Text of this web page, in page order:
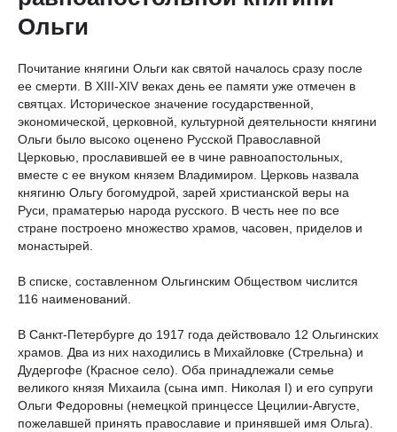
Ольги
Почитание княгини Ольги как святой началось сразу после
ее смерти. В XIII-XIV веках день ее памяти уже отмечен в
святцах. Историческое значение государственной,
экономической, церковной, культурной деятельности княгини
Ольги было высоко оценено Русской Православной
Церковью, прославившей ее в чине равноапостольных,
вместе с ее внуком князем Владимиром. Церковь назвала
княгиню Ольгу богомудрой, зарей христианской веры на
Руси, праматерью народа русского. В честь нее по все
стране построено множество храмов, часовен, приделов и
монастырей.
В списке, составленном Ольгинским Обществом числится
116 наименований.
В Санкт-Петербурге до 1917 года действовало 12 Ольгинских
храмов. Два из них находились в Михайловке (Стрельна) и
Дудергофе (Красное село). Оба принадлежали семье
великого князя Михаила (сына имп. Николая I) и его супруги
Ольги Федоровны (немецкой принцессе Цецилии-Августе,
пожелавшей принять православие и принявшей имя Ольга).